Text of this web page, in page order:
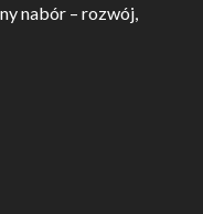
nabór – rozwój,